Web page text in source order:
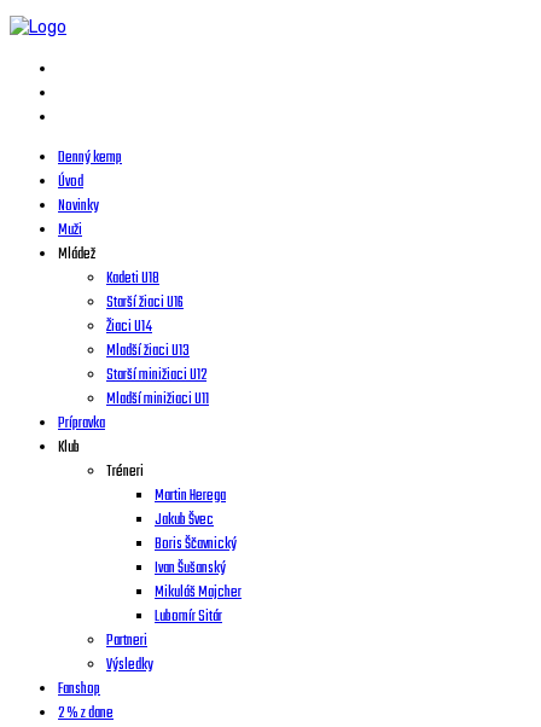
Denný kemp
Úvod
Novinky
Muži
Mládež
Kadeti U18
Starší žiaci U16
Žiaci U14
Mladší žiaci U13
Starší minižiaci U12
Mladší minižiaci U11
Prípravka
Klub
Tréneri
Martin Herega
Jakub Švec
Boris Ščavnický
Ivan Šušanský
Mikuláš Majcher
Lubomír Sitár
Partneri
Výsledky
Fanshop
2 % z dane